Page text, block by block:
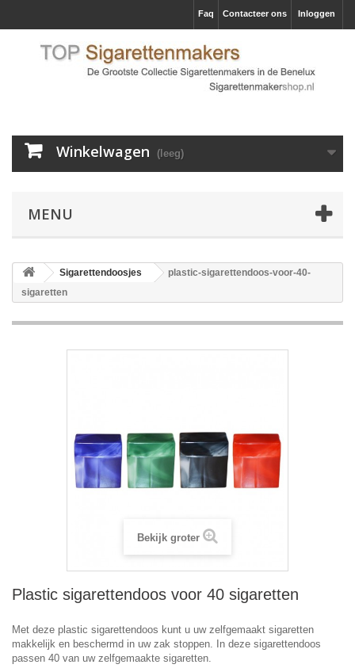
Inloggen
Contacteer ons
Faq
Winkelwagen (leeg)
MENU
Sigarettendoosjes
plastic-sigarettendoos-voor-40-
sigaretten
Bekijk groter
Plastic sigarettendoos voor 40 sigaretten
Met deze plastic sigarettendoos kunt u uw zelfgemaakt sigaretten
makkelijk en beschermd in uw zak stoppen. In deze sigarettendoos
passen 40 van uw zelfgemaakte sigaretten.